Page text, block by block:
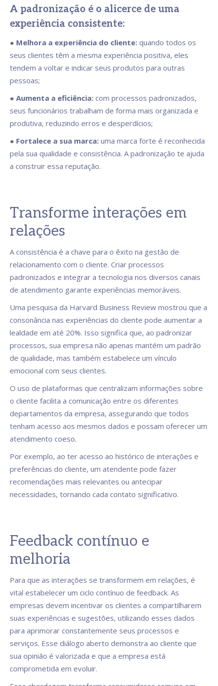
A padronização é o alicerce de uma
experiência consistente:
● Melhora a experiência do cliente: quando todos os
seus clientes têm a mesma experiência positiva, eles
tendem a voltar e indicar seus produtos para outras
pessoas;
● Aumenta a eficiência: com processos padronizados,
seus funcionários trabalham de forma mais organizada e
produtiva, reduzindo erros e desperdícios;
● Fortalece a sua marca: uma marca forte é reconhecida
pela sua qualidade e consistência. A padronização te ajuda
a construir essa reputação.
Transforme interações em
relações
A consistência é a chave para o êxito na gestão de
relacionamento com o cliente. Criar processos
padronizados e integrar a tecnologia nos diversos canais
de atendimento garante experiências memoráveis.
Uma pesquisa da Harvard Business Review mostrou que a
consonância nas experiências do cliente pode aumentar a
lealdade em até 20%. Isso significa que, ao padronizar
processos, sua empresa não apenas mantém um padrão
de qualidade, mas também estabelece um vínculo
emocional com seus clientes.
O uso de plataformas que centralizam informações sobre
o cliente facilita a comunicação entre os diferentes
departamentos da empresa, assegurando que todos
tenham acesso aos mesmos dados e possam oferecer um
atendimento coeso.
Por exemplo, ao ter acesso ao histórico de interações e
preferências do cliente, um atendente pode fazer
recomendações mais relevantes ou antecipar
necessidades, tornando cada contato significativo.
Feedback contínuo e
melhoria
Para que as interações se transformem em relações, é
vital estabelecer um ciclo contínuo de feedback. As
empresas devem incentivar os clientes a compartilharem
suas experiências e sugestões, utilizando esses dados
para aprimorar constantemente seus processos e
serviços. Esse diálogo aberto demonstra ao cliente que
sua opinião é valorizada e que a empresa está
comprometida em evoluir.